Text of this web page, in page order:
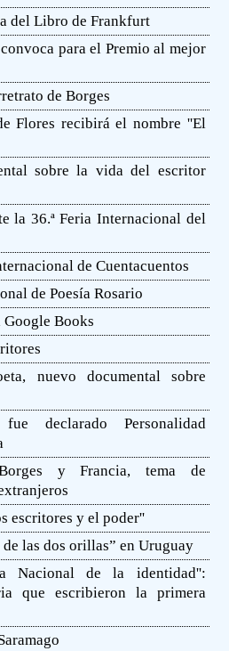
del Libro de Frankfurt
para el Premio al mejor
de Borges
Flores recibirá el nombre ''El
sobre la vida del escritor
la 36.ª Feria Internacional del
de Cuentacuentos
de Poesía Rosario
Google Books
nuevo documental sobre
declarado Personalidad
y Francia, tema de
escritores y el poder''
las dos orillas” en Uruguay
Nacional de la identidad'':
que escribieron la primera